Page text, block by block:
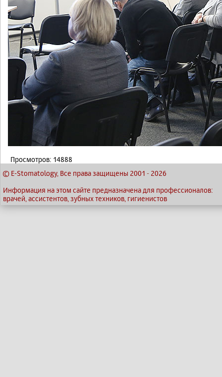
Просмотров: 14888
© E-Stomatology, Все права защищены 2001 - 2026
Информация на этом сайте предназначена для профессионалов:
врачей, ассистентов, зубных техников, гигиенистов